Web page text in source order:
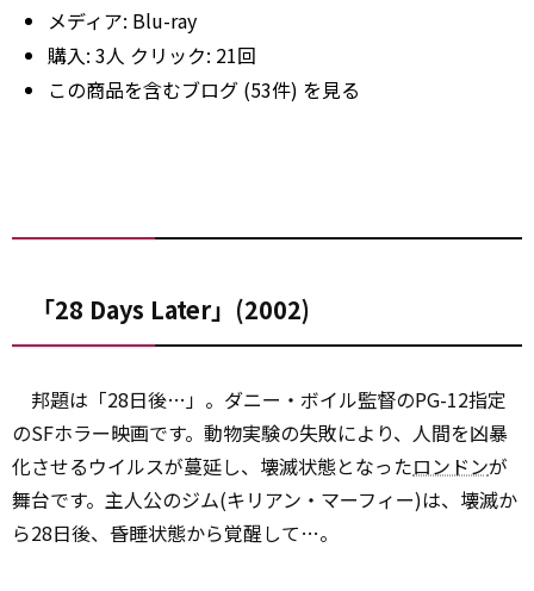
メディア: Blu-ray
購入: 3人 クリック: 21回
この商品を含むブログ (53件) を見る
「28 Days Later」(2002)
邦題は「28日後…」。ダニー・ボイル監督のPG-12指定
のSFホラー映画です。動物実験の失敗により、人間を凶暴
化させるウイルスが蔓延し、壊滅状態となったロンドンが
舞台です。主人公のジム(キリアン・マーフィー)は、壊滅か
ら28日後、昏睡状態から覚醒して…。